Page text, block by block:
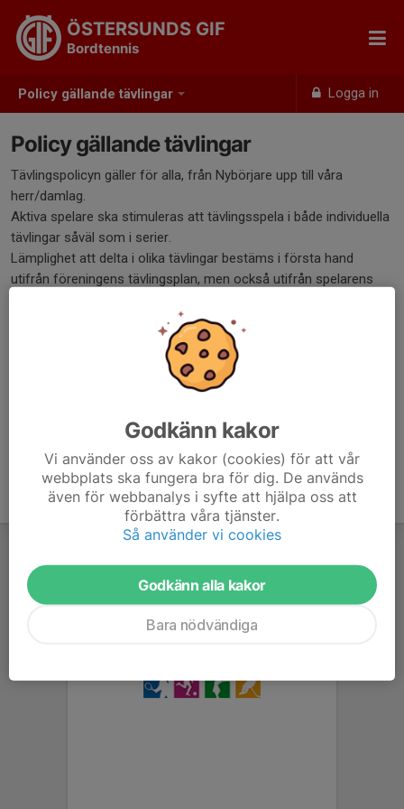
Policy gällande tävlingar Logga in
ÖSTERSUNDS GIF
Bordtennis
Policy gällande tävlingar
Tävlingspolicyn gäller för alla, från Nybörjare upp till våra
herr/damlag.
Aktiva spelare ska stimuleras att tävlingsspela i både individuella
tävlingar såväl som i serier.
Lämplighet att delta i olika tävlingar bestäms i första hand
utifrån föreningens tävlingsplan, men också utifrån spelarens
bestäms till exempel vid samtal mellan tränare och spelare för
att åstadkomma en utveckling anpassad efter individens mål
Godkänn kakor
Vi använder oss av kakor (cookies) för att vår
webbplats ska fungera bra för dig. De används
även för webbanalys i syfte att hjälpa oss att
förbättra våra tjänster.
Så använder vi cookies
Godkänn alla kakor
Bara nödvändiga